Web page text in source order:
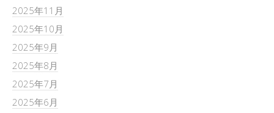
2025年11月
2025年10月
2025年9月
2025年8月
2025年7月
2025年6月